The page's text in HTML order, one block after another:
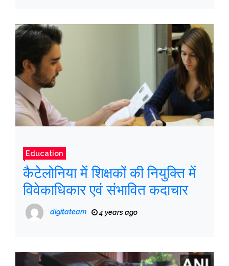
Education
कैटेलोनिया में शिक्षकों की नियुक्ति में
विवेकाधिकार एवं संभावित कदाचार
digitateam 4 years ago